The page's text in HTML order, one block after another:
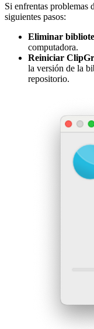
Si enfrentas problemas
siguientes pasos:
Eliminar
computadora.
Reiniciar
la versión de la
repositorio.